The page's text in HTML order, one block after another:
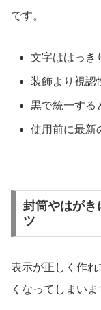
です。
文字ははっき
装飾より視認
黒で統一する
使用前に最新
封筒やはがき
ツ
表示が正しく作
くなってしまいま